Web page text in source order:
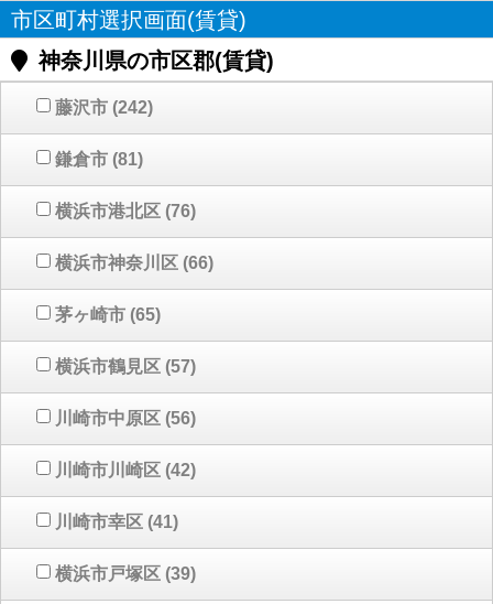
市区町村選択画面(賃貸)
神奈川県の市区郡(賃貸)
藤沢市 (242)
鎌倉市 (81)
横浜市港北区 (76)
横浜市神奈川区 (66)
茅ヶ崎市 (65)
横浜市鶴見区 (57)
川崎市中原区 (56)
川崎市川崎区 (42)
川崎市幸区 (41)
横浜市戸塚区 (39)